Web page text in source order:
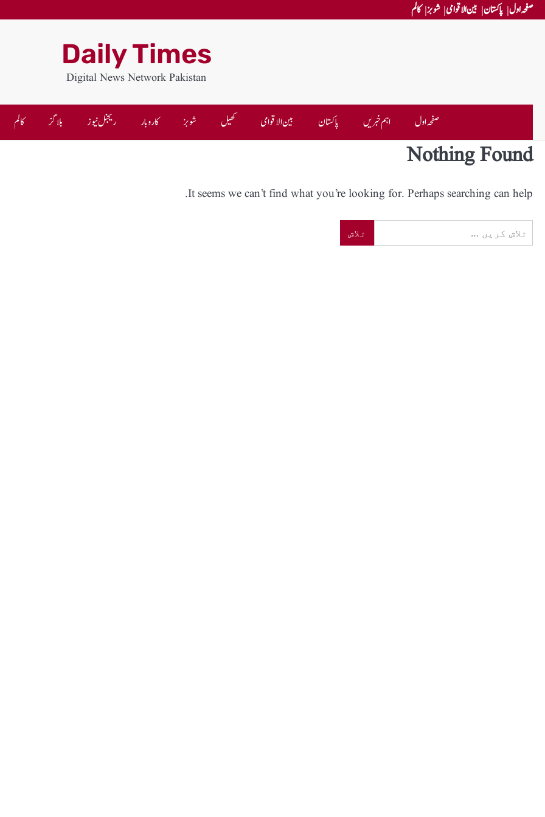
Skip
to
صفحہ اول پاکستان بین الاقوامی شوبز کالم
Daily Times
Digital News Network Pakistan
صفحہ اول اہم خبریں پاکستان بین الاقوامی کھیل شوبز کاروبار ریجنل نیوز بلاگز کالم
Nothing Found
It seems we can’t find what you’re looking for. Perhaps searching can help.
کریں